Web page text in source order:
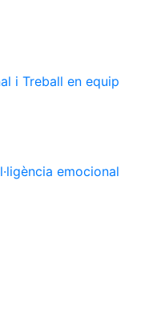
i Treball en equip
emocional